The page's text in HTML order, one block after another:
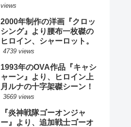
views
2000年制作の洋画『クロッ
シング』より腰布一枚磔の
ヒロイン、シャーロット。
4739 views
1993年のOVA作品『キャシ
ャーン』より、ヒロイン上
月ルナの十字架磔シーン！
3669 views
『炎神戦隊ゴーオンジャ
ー』より、追加戦士ゴーオ